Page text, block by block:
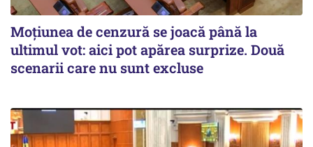
Moțiunea de cenzură se joacă până la
ultimul vot: aici pot apărea surprize. Două
scenarii care nu sunt excluse